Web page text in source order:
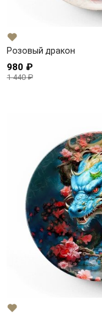
Розовый дракон
980 ₽
1 440 ₽